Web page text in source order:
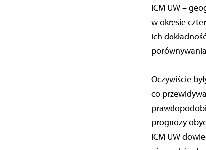
ICM UW –
w okresie
ich
Oczywiście
co
prognozy
ICM UW